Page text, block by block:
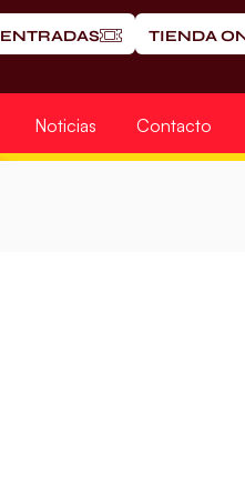
ENTRADAS TIENDA
Noticias Contacto